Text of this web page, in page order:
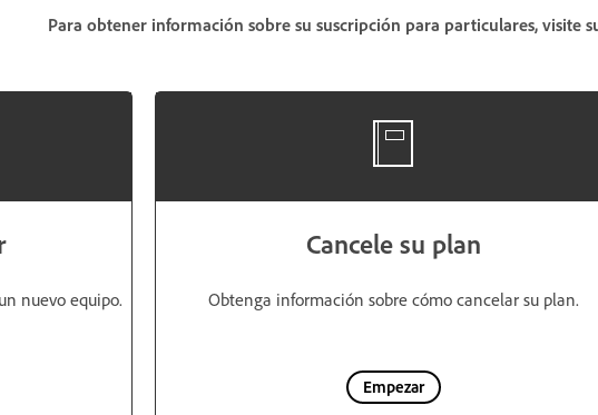
Para obtener información sobre su suscripción para particulares, visite
nuevo equipo.
Cancele su plan
Obtenga información sobre cómo cancelar su plan.
Empezar